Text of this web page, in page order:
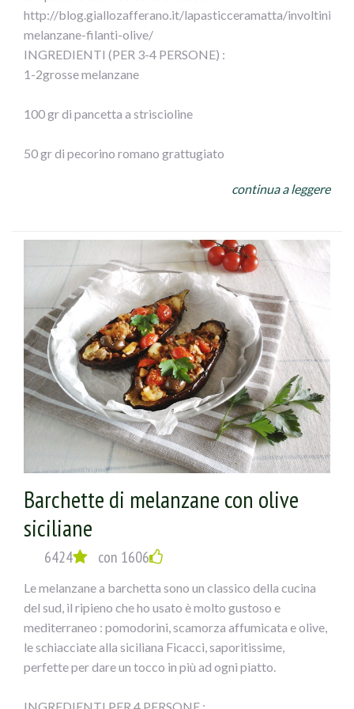
http://blog.giallozafferano.it/lapasticceramatta/involtini-
melanzane-filanti-olive/
INGREDIENTI (PER 3-4 PERSONE) :
1-2grosse melanzane
100 gr di pancetta a striscioline
50 gr di pecorino romano grattugiato
½ spicchio d’aglio
250 gr di mozzarella
olio extra vergine d’oliva
sale
ESECUZIONE:
1) Tagliare le melanzane a fette spesse circa mezzo cm,
cospargerle di sale e metterle in uno scolapasta con dei
pesi sopra per fargli perdere l’acqua; dopo sciacquarle e
farle scolare.
2) Disporle sulla griglia del forno, ungendole con un
pennello sopra; cuocere a 180° per circa 20 minuti (si
possono anche friggere, io ho fatto una cosa più leggera).
3) Mischiare il pecorino con le olive e il prezzemolo
tritati, l’aglio privato dell’anima verde e schiacciato,non
continua a leggere
Barchette di melanzane con olive
siciliane
6424 con 1606
Le melanzane a barchetta sono un classico della cucina
del sud, il ripieno che ho usato è molto gustoso e
mediterraneo : pomodorini, scamorza affumicata e olive,
le schiacciate alla siciliana Ficacci, saporitissime,
perfette per dare un tocco in più ad ogni piatto.
INGREDIENTI PER 4 PERSONE :